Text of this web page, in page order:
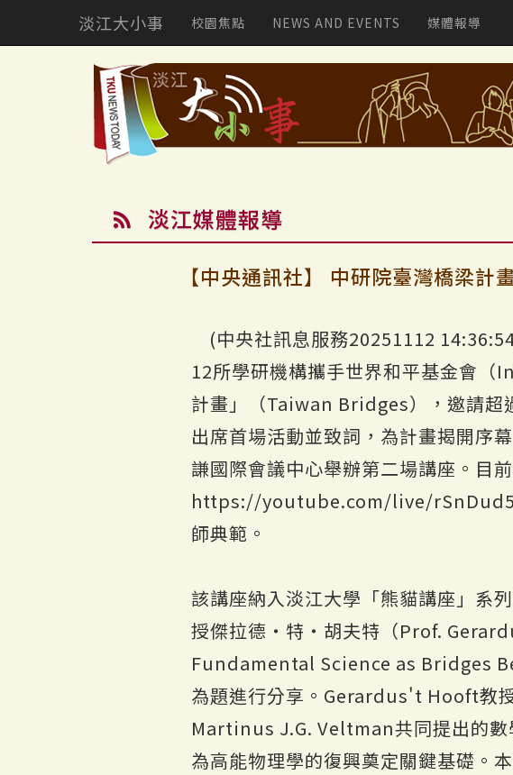
淡江大小事 校園焦點 NEWS AND EVENTS 媒體報導
淡江媒體報導
【中央通訊社】 中研院臺灣橋梁
(中央社訊息服務20251112
12所學研機構攜手世界和平基金會
計畫」（Taiwan Bridges），邀請超
出席首場活動並致詞，為計畫揭開序
謙國際會議中心舉辦第二場講座。目
https://youtube.com/live/rSnDud5-
師典範。
該講座納入淡江大學「熊貓講座」系
授傑拉德・特・胡夫特（Prof.
Fundamental Science as Bridges
為題進行分享。Gerardus't Hooft教
Martinus J.G. Veltman共同提出的數
為高能物理學的復興奠定關鍵基礎。